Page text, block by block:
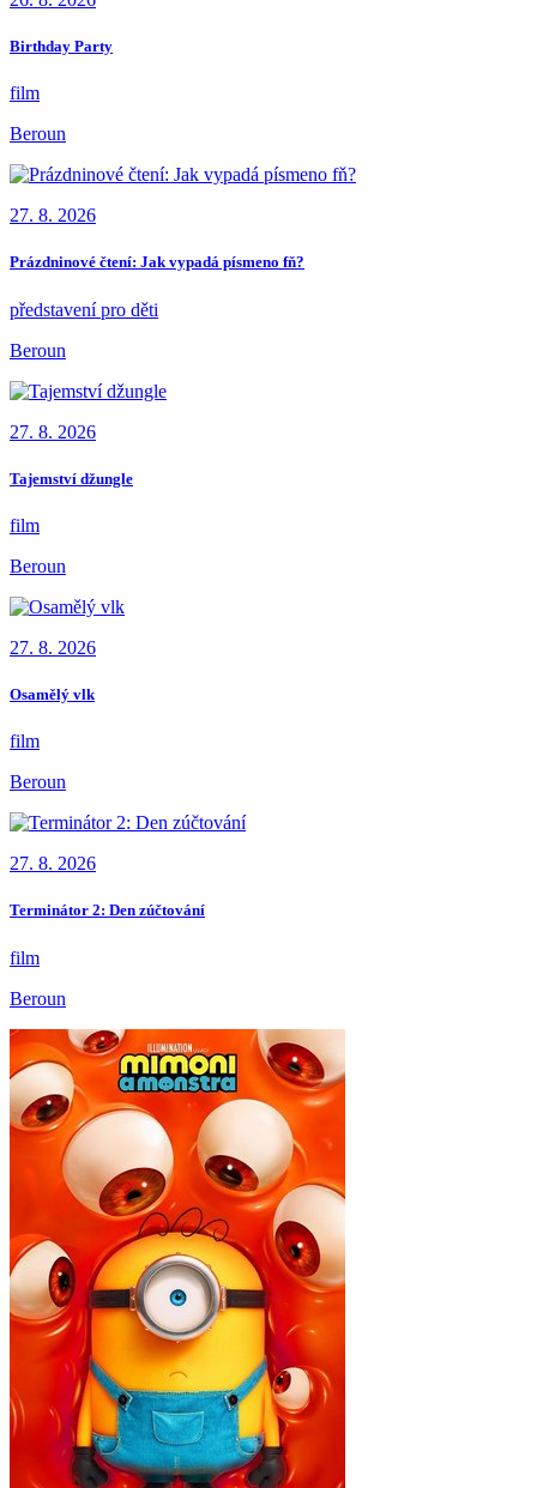
Birthday Party
film
Beroun
27. 8. 2026
Prázdninové čtení: Jak vypadá písmeno fň?
představení pro děti
Beroun
27. 8. 2026
Tajemství džungle
film
Beroun
27. 8. 2026
Osamělý vlk
film
Beroun
27. 8. 2026
Terminátor 2: Den zúčtování
film
Beroun